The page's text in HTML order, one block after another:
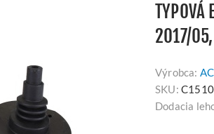
TYPOVÁ
2017/
Výrobca: AC
SKU:
Dodacia